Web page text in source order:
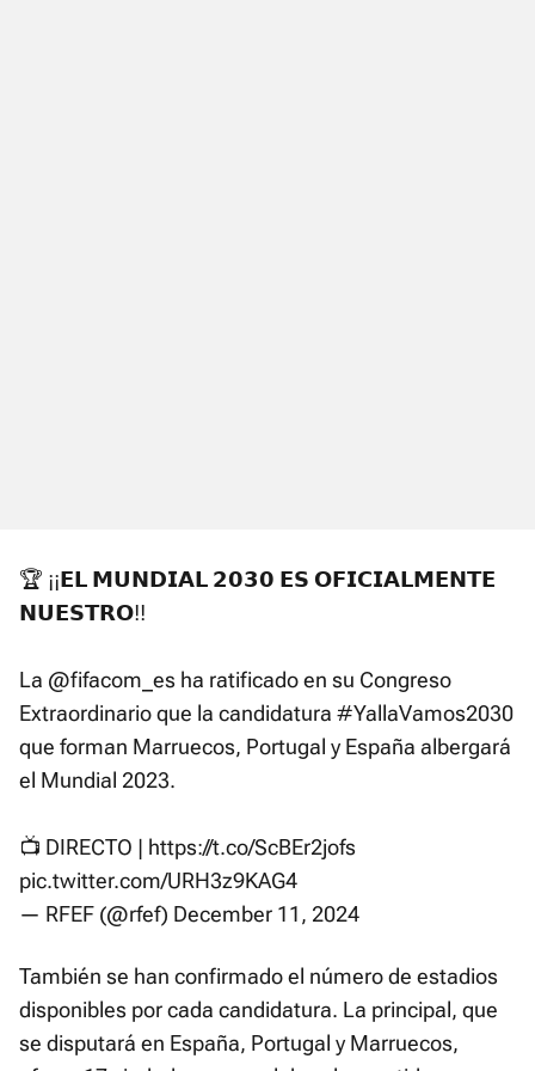
🏆 ¡¡𝗘𝗟 𝗠𝗨𝗡𝗗𝗜𝗔𝗟 𝟮𝟬𝟯𝟬 𝗘𝗦 𝗢𝗙𝗜𝗖𝗜𝗔𝗟𝗠𝗘𝗡𝗧𝗘
𝗡𝗨𝗘𝗦𝗧𝗥𝗢!!
La @fifacom_es ha ratificado en su Congreso
Extraordinario que la candidatura #YallaVamos2030
que forman Marruecos, Portugal y España albergará
el Mundial 2023.
📺 DIRECTO | https://t.co/ScBEr2jofs
pic.twitter.com/URH3z9KAG4
— RFEF (@rfef) December 11, 2024
También se han confirmado el número de estadios
disponibles por cada candidatura. La principal, que
se disputará en España, Portugal y Marruecos,